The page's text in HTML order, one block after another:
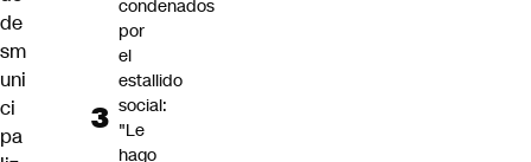
de
sm
uni
ci
pa
condenados
por
el
estallido
social:
"Le
hago